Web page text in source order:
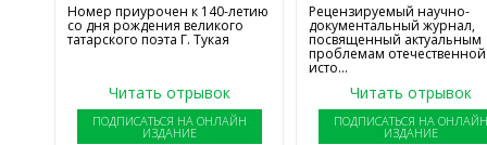
Номер приурочен к 140-летию
со дня рождения великого
татарского поэта Г. Тукая
Читать отрывок
ПОДПИСАТЬСЯ НА ОНЛАЙН
ИЗДАНИЕ
Рецензируемый научно-
документальный журнал,
посвященный актуальным
проблемам отечественной
исто...
Читать отрывок
ПОДПИСАТЬСЯ НА
ИЗДАНИЕ